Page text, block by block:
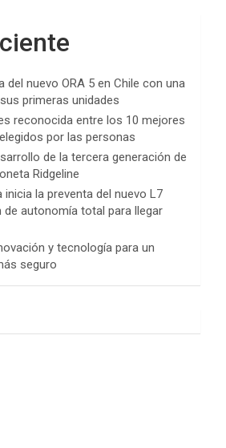
del nuevo ORA 5 en Chile con una
primeras unidades
reconocida entre los 10 mejores
por las personas
de la tercera generación de
Ridgeline
la preventa del nuevo L7
de autonomía total para llegar
y tecnología para un
seguro